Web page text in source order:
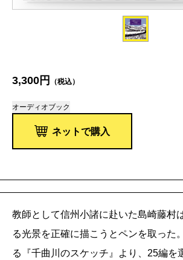
3,300円 （税込）
オーディオブック
ネットで購入
教師として信州小諸に赴いた島崎藤村
る光景を正確に描こうとペンを取った
る『千曲川のスケッチ』より、25編を